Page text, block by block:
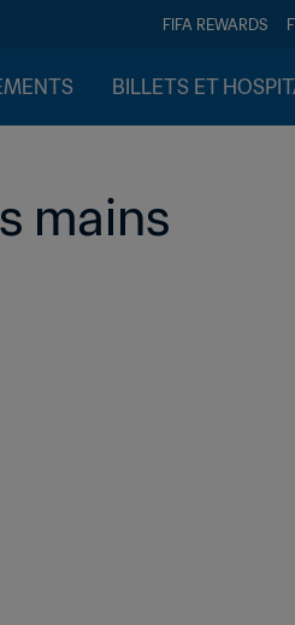
FIFA REWARDS
BILLETS ET
mains